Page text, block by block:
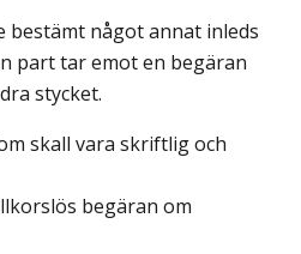
bestämt något annat inleds
part tar emot en begäran
stycket.
skall vara skriftlig och
begäran om